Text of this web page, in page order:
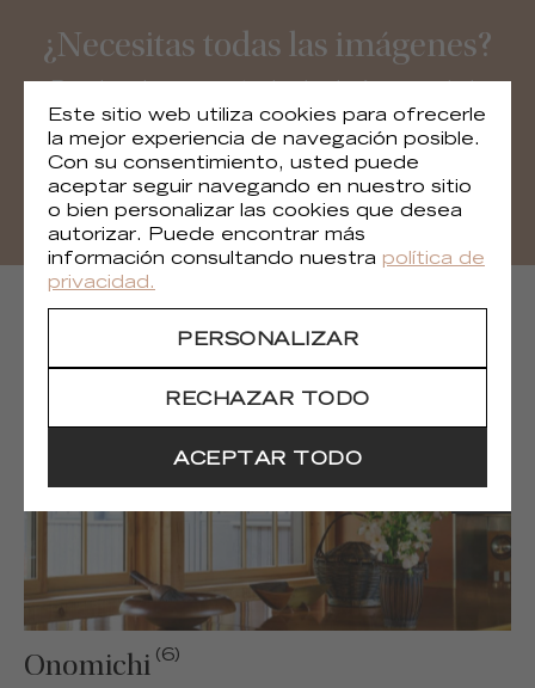
¿Necesitas todas las imágenes?
colección.
DESCARGAR
Onomichi (6)
Este sitio web utiliza cookies para ofrecerle
la mejor experiencia de navegación posible.
Con su consentimiento, usted puede
aceptar seguir navegando en nuestro sitio
o bien personalizar las cookies que desea
autorizar. Puede encontrar más
información consultando nuestra política de
privacidad.
PERSONALIZAR
RECHAZAR TODO
ACEPTAR TODO